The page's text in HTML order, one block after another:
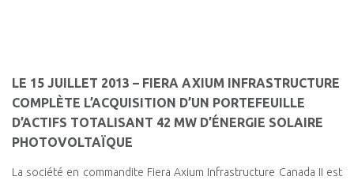
LE 15 JUILLET 2013 – FIERA AXIUM INFRASTRUCTURE
COMPLÈTE L’ACQUISITION D’UN PORTEFEUILLE
D’ACTIFS TOTALISANT 42 MW D’ÉNERGIE SOLAIRE
PHOTOVOLTAÏQUE
La société en commandite Fiera Axium Infrastructure Canada II est